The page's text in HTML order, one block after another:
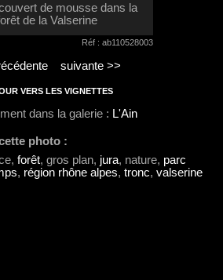
de mousse dans la
de la Valserine
Réf : ab110528003
suivante >>
VERS LES VIGNETTES
dans la galerie : L'Ain
photo :
forêt, gros plan, jura, nature, parc
, région rhône alpes, tronc, valserine